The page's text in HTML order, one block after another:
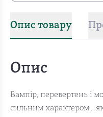
Опис товару
Опис
Вампір, перевертень і
сильним характером...